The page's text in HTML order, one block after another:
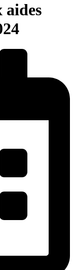
aides